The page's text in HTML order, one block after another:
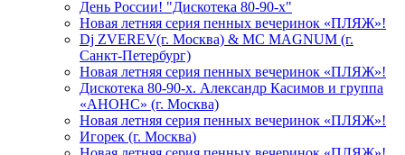
День России! "Дискотека 80-90-х"
Новая летняя серия пенных вечеринок «ПЛЯЖ»!
Dj ZVEREV(г. Москва) & MC MAGNUM (г.
Санкт-Петербург)
Новая летняя серия пенных вечеринок «ПЛЯЖ»!
Дискотека 80-90-х. Александр Касимов и группа
«АНОНС» (г. Москва)
Новая летняя серия пенных вечеринок «ПЛЯЖ»!
Игорек (г. Москва)